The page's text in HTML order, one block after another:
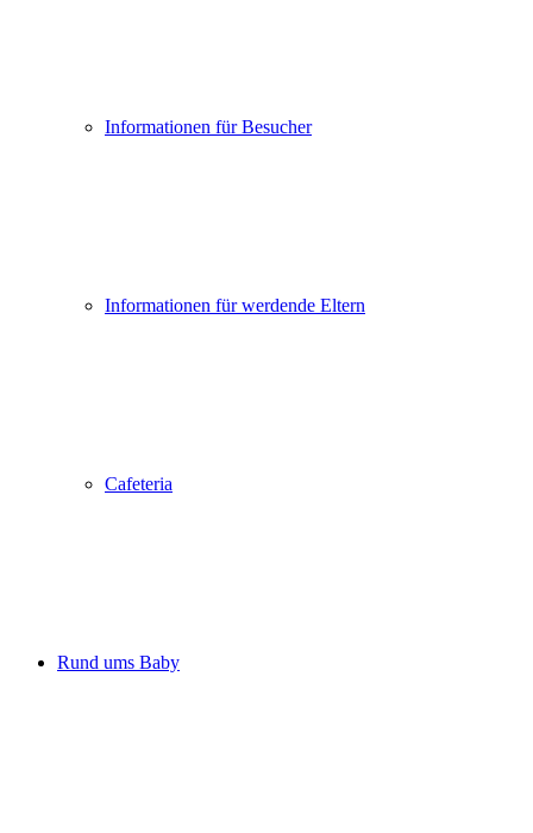
Informationen für Besucher
Informationen für werdende Eltern
Cafeteria
Rund ums Baby